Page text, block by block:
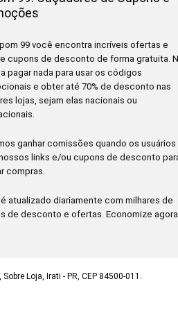
99 você encontra incríveis ofertas e
cupons de desconto de forma gratuita.
pagar nada para usar os códigos
e obter até 70% de desconto nas
lojas, sejam elas nacionais ou
ganhar comissões quando os usuários
links e/ou cupons de desconto
compras.
atualizado diariamente com milhares de
de desconto e ofertas. Economize
Loja, Irati - PR, CEP 84500-011.